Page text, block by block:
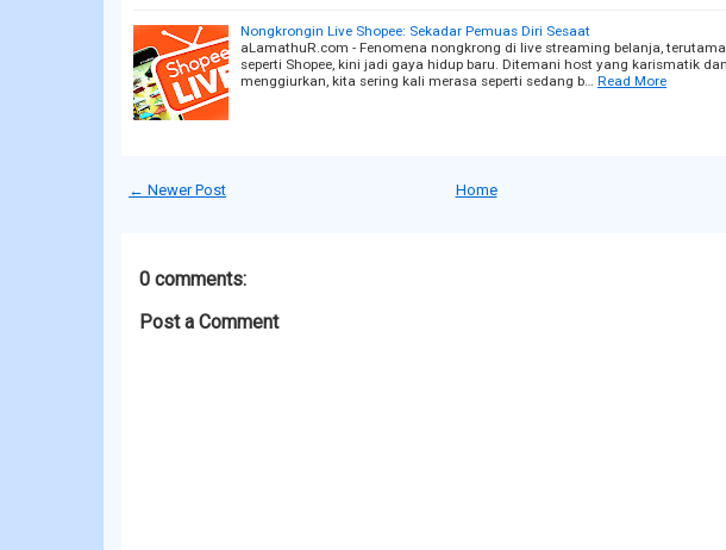
Nongkrongin Live Shopee: Sekadar Pemuas Diri Sesaat
aLamathuR.com - Fenomena nongkrong di live streaming belanja,
seperti Shopee, kini jadi gaya hidup baru. Ditemani host yang karismatik
menggiurkan, kita sering kali merasa seperti sedang b…
Read More
← Newer Post Home
0 comments:
Post a Comment